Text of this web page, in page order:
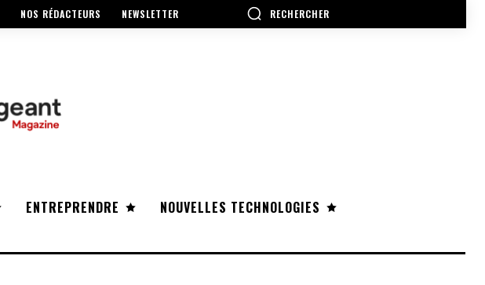
NOS RÉDACTEURS NEWSLETTER RECHERCHER
ENTREPRENDRE
NOUVELLES TECHNOLOGIES